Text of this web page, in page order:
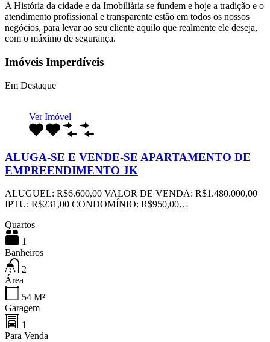
A História da cidade e da Imobiliária se fundem e hoje a tradição e o
atendimento profissional e transparente estão em todos os nossos
negócios, para levar ao seu cliente aquilo que realmente ele deseja,
com o máximo de segurança.
Imóveis Imperdíveis
Em Destaque
Ver Imóvel
ALUGA-SE E VENDE-SE APARTAMENTO DE
EMPREENDIMENTO JK
ALUGUEL: R$6.600,00 VALOR DE VENDA: R$1.480.000,00
IPTU: R$231,00 CONDOMÍNIO: R$950,00…
Quartos
1
Banheiros
2
Área
54 M²
Garagem
1
Para Venda